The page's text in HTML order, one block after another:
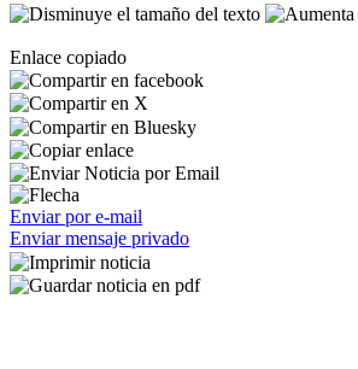
Enlace copiado
Enviar por e-mail
Enviar mensaje privado